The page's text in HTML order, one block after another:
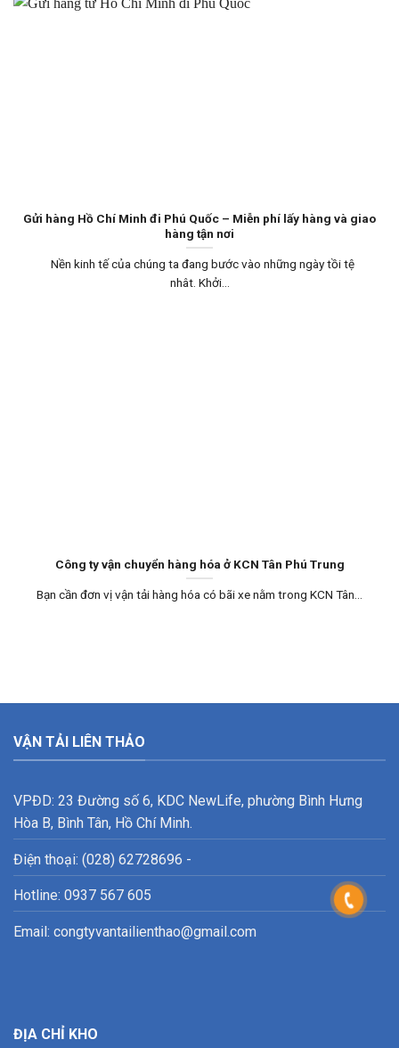
Gửi hàng Hồ Chí Minh đi Phú Quốc – Miễn phí lấy hàng và giao
hàng tận nơi
Nền kinh tế của chúng ta đang bước vào những ngày tồi tệ
nhât. Khởi...
Công ty vận chuyển hàng hóa ở KCN Tân Phú Trung
Bạn cần đơn vị vận tải hàng hóa có bãi xe nằm trong KCN Tân...
VẬN TẢI LIÊN THẢO
VPĐD: 23 Đường số 6, KDC NewLife, phường Bình Hưng
Hòa B, Bình Tân, Hồ Chí Minh.
Điện thoại: (028) 62728696 -
Hotline: 0937 567 605
Email: congtyvantailienthao@gmail.com
ĐỊA CHỈ KHO